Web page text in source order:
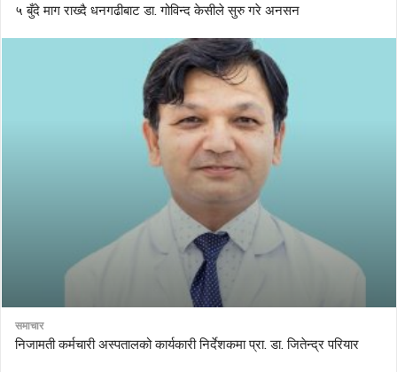
५ बुँदे माग राख्दै धनगढीबाट डा. गोविन्द केसीले सुरु गरे अनसन
समाचार
निजामती कर्मचारी अस्पतालको कार्यकारी निर्देशकमा प्रा. डा. जितेन्द्र परियार